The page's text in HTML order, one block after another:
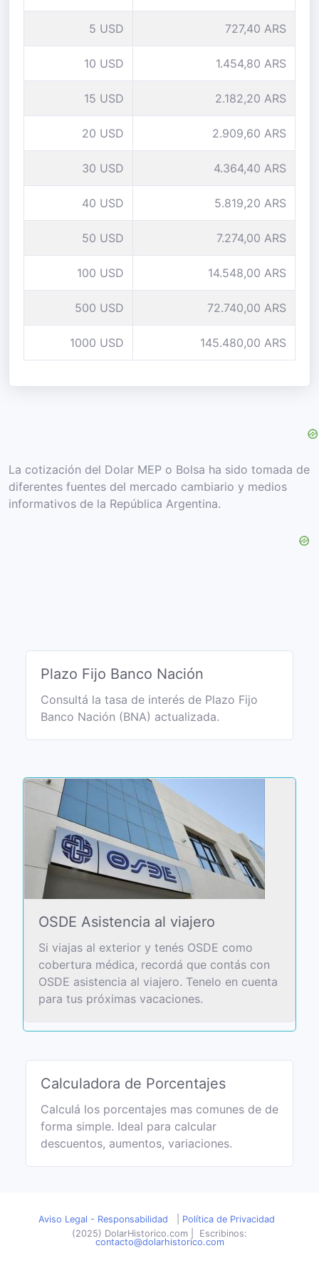
5 USD 727,40 ARS
10 USD 1.454,80 ARS
15 USD 2.182,20 ARS
20 USD 2.909,60 ARS
30 USD 4.364,40 ARS
40 USD 5.819,20 ARS
50 USD 7.274,00 ARS
100 USD 14.548,00 ARS
500 USD 72.740,00 ARS
1000 USD 145.480,00 ARS
La cotización del Dolar MEP o Bolsa ha sido tomada de
diferentes fuentes del mercado cambiario y medios
informativos de la República Argentina.
Plazo Fijo Banco Nación
Consultá la tasa de interés de Plazo Fijo
Banco Nación (BNA) actualizada.
OSDE Asistencia al viajero
Si viajas al exterior y tenés OSDE como
cobertura médica, recordá que contás con
OSDE asistencia al viajero. Tenelo en cuenta
para tus próximas vacaciones.
Calculadora de Porcentajes
Calculá los porcentajes mas comunes de de
forma simple. Ideal para calcular
descuentos, aumentos, variaciones.
Aviso Legal - Responsabilidad
Política de Privacidad
(2025) DolarHistorico.com
Escribinos:
contacto@dolarhistorico.com